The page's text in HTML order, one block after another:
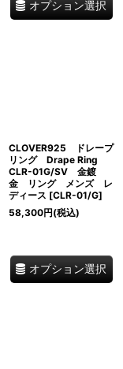
オプション選択
CLOVER925 ドレープ
リング Drape Ring
CLR-01G/SV 金鍍
金 リング メンズ レ
ディース [CLR-01/G]
58,300円(税込)
オプション選択